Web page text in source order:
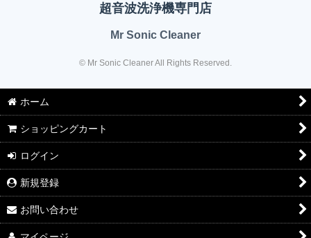
超音波洗浄機専門店
Mr Sonic Cleaner
© Mr Sonic Cleaner All Rights Reserved.
ホーム
ショッピングカート
ログイン
新規登録
お問い合わせ